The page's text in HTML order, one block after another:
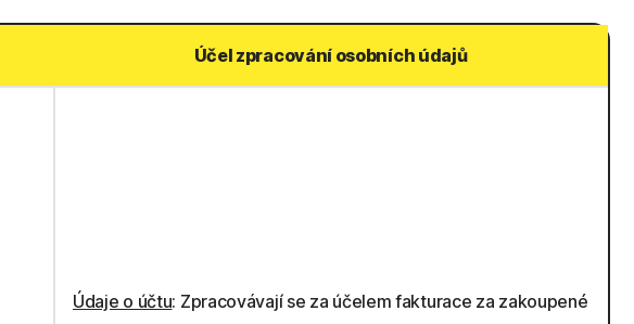
Účel zpracování osobních údajů
Údaje o účtu: Zpracovávají se za účelem fakturace za zakoupené